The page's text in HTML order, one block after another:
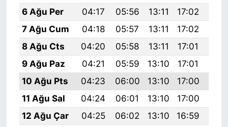
6 Ağu Per
04:17 05:56 13:11 17:02
7 Ağu Cum
04:18 05:57 13:11 17:02
8 Ağu Cts
04:20 05:58 13:11 17:01
9 Ağu Paz
04:21 05:59 13:10 17:01
10 Ağu Pts
04:23 06:00 13:10 17:00
11 Ağu Sal
04:24 06:01 13:10 17:00
12 Ağu Çar
04:25 06:02 13:10 16:59